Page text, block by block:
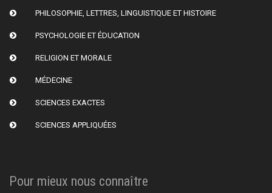
PHILOSOPHIE, LETTRES, LINGUISTIQUE ET HISTOIRE
PSYCHOLOGIE ET ÉDUCATION
RELIGION ET MORALE
MÉDECINE
SCIENCES EXACTES
SCIENCES APPLIQUÉES
Pour mieux nous connaître